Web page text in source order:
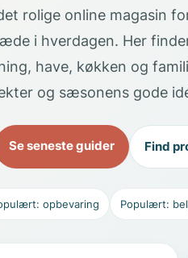
rolige online magasin
i hverdagen. Her
have, køkken og
og sæsonens gode
Se seneste guider Find
opbevaring Populært: